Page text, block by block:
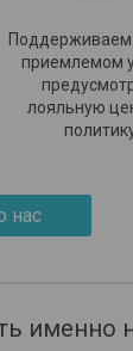
приемлемом
лояльную
нас
именно